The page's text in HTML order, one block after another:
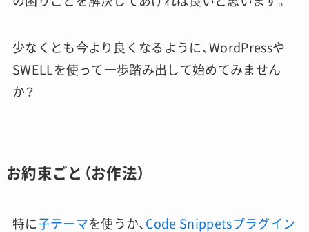
少なくとも今より良くなるように、WordPressや
SWELLを使って一歩踏み出して始めてみません
か？
お約束ごと（お作法）
特に子テーマを使うか、Code Snippetsプラグイン